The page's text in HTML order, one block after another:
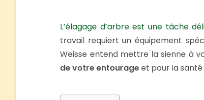
L’élagage d’arbre est une tâche
travail requiert un équipement
Weisse entend mettre la sienne à
de votre entourageet pour la